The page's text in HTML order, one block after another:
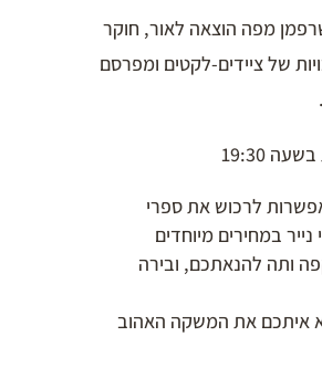
מפה הוצאה לאור, חוקר
של ציידים-לקטים ומפרסם
19:30
לרכוש את ספרי
במחירים מיוחדים
ותה להנאתכם, ובירה
איתכם את המשקה האהוב